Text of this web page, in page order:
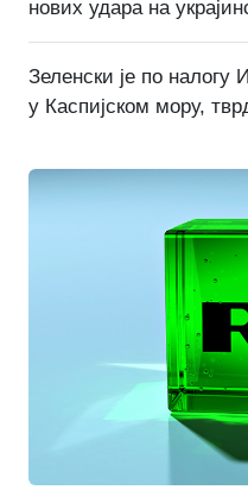
нових удара на
Зеленски је по налогу
у Каспијском мору,